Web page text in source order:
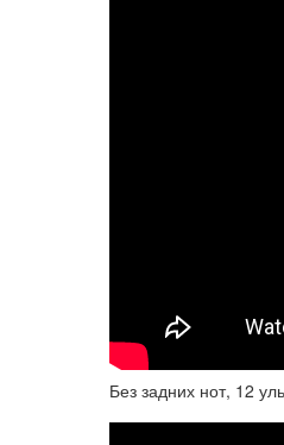
Без задних нот, 12